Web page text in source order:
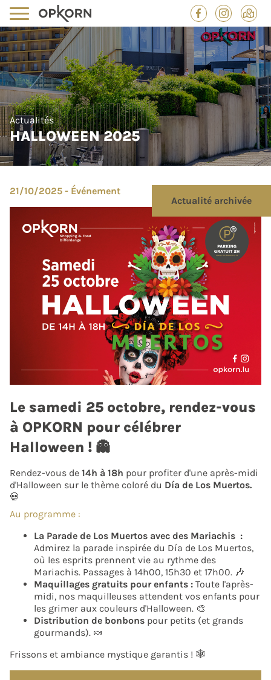
Actualités
HALLOWEEN 2025
Actualité archivée
21/10/2025 - Événement
Le samedi 25 octobre, rendez-vous
à OPKORN pour célébrer
Halloween ! 👻
Rendez-vous de 14h à 18h pour profiter d'une après-midi
d'Halloween sur le thème coloré du Día de Los Muertos.
💀
Au programme :
La Parade de Los Muertos avec des Mariachis :
Admirez la parade inspirée du Día de Los Muertos,
où les esprits prennent vie au rythme des
Mariachis. Passages à 14h00, 15h30 et 17h00. 🎶
Maquillages gratuits pour enfants : Toute l'après-
midi, nos maquilleuses attendent vos enfants pour
les grimer aux couleurs d'Halloween. 🎨
Distribution de bonbons pour petits (et grands
gourmands). 🍬
Frissons et ambiance mystique garantis ! 🕸️